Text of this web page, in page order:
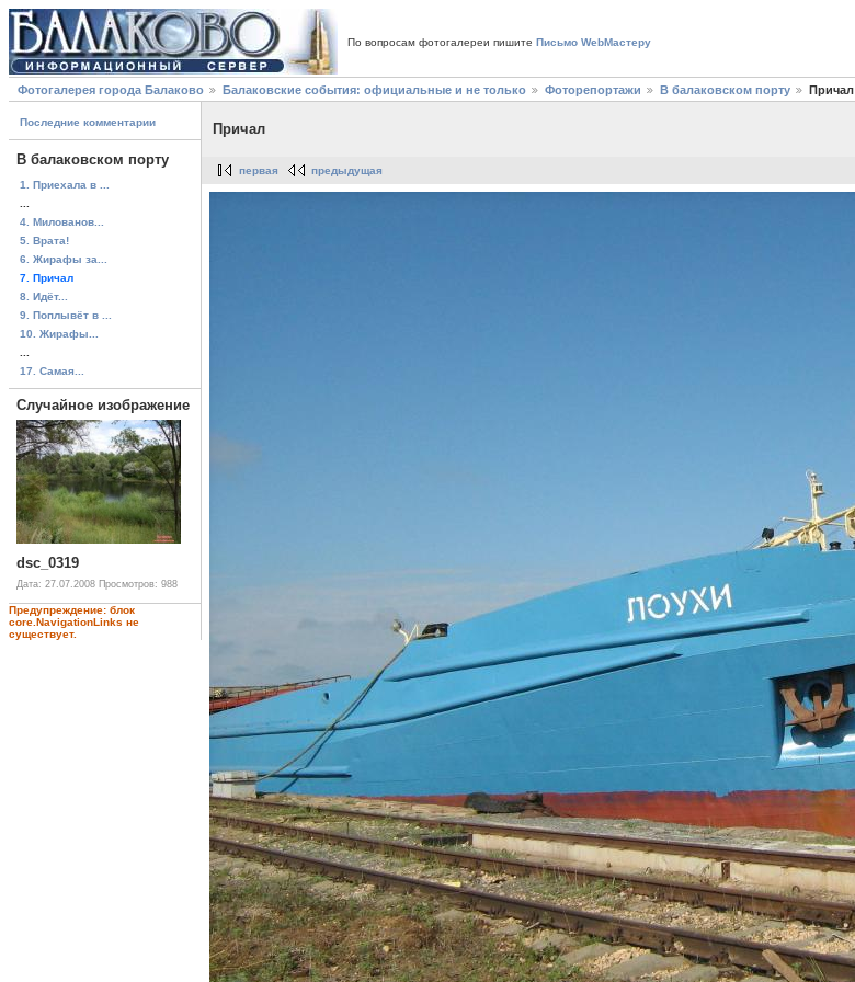
По вопросам фотогалереи пишите Письмо WebМастеру
Фотогалерея города Балаково Балаковские события: официальные и не только Фоторепортажи В балаковском порту Причал
Последние комментарии
В балаковском порту
1. Приехала в ...
4. Милованов...
5. Врата!
6. Жирафы за...
7. Причал
8. Идёт...
9. Поплывёт в ...
10. Жирафы...
17. Самая...
Случайное изображение
dsc_0319
Дата: 27.07.2008 Просмотров: 988
Предупреждение: блок
core.NavigationLinks не
существует.
Причал
первая предыдущая